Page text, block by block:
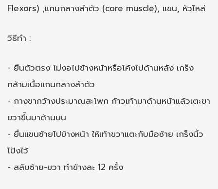
Flexors) ,แกนกลางลำตัว (core muscle), แขน, หัวไหล่
วิธีทำ :
- ยืนตัวตรง ไม่งอไปข้างหน้าหรือโค้งไปด้านหลัง เกร็ง
กล้ามเนื้อแกนกลางลำตัว
- กางขากว้างประมาณสะโพก ก้าวเท้ามาด้านหน้าแล้วเตะขา
ขวาขึ้นมาด้านบน
- ยื่นแขนซ้ายไปข้างหน้า ให้เท้าขวาแตะกับมือซ้าย เกร็งนิ้ว
โป้งไว้
- สลับซ้าย-ขวา ทำข้างละ 12 ครั้ง